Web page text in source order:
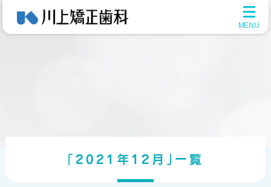
ニ
｢2021年12月｣一覧